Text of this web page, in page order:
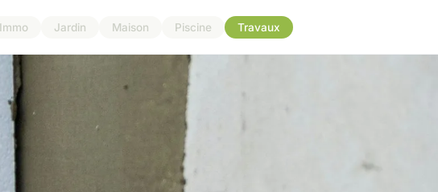
Immo Jardin Maison Piscine Travaux